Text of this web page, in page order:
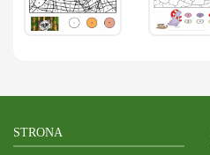
STRONA